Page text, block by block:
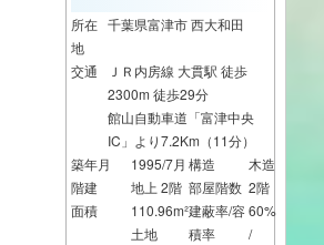
所在
地
千葉県富津市 西大和田
交通
ＪＲ内房線 大貫駅 徒歩
2300m 徒歩29分
館山自動車道「富津中央
IC」より7.2Km（11分）
築年月
1995/7月 構造
木造
階建
地上 2階 部屋階数 2階
面積
110.96m²
土地
建蔽率/容
積率
60%
/